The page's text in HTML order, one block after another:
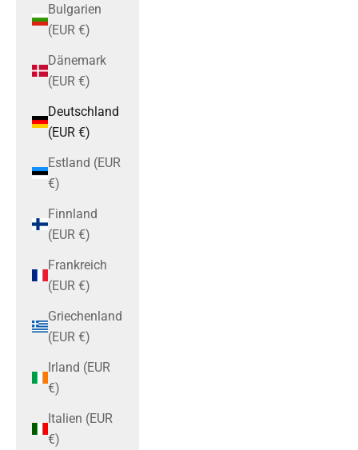
Bulgarien
(EUR €)
Dänemark
(EUR €)
Deutschland
(EUR €)
Estland (EUR
€)
Finnland
(EUR €)
Frankreich
(EUR €)
Griechenland
(EUR €)
Irland (EUR
€)
Italien (EUR
€)